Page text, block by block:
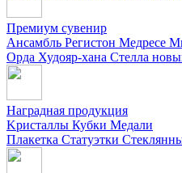
Премиум сувенир
Ансамбль Регистон Медресе
Орда Худояр-хана Стелла
Наградная продукция
Kристаллы Кубки Медали
Плакетка Статуэтки